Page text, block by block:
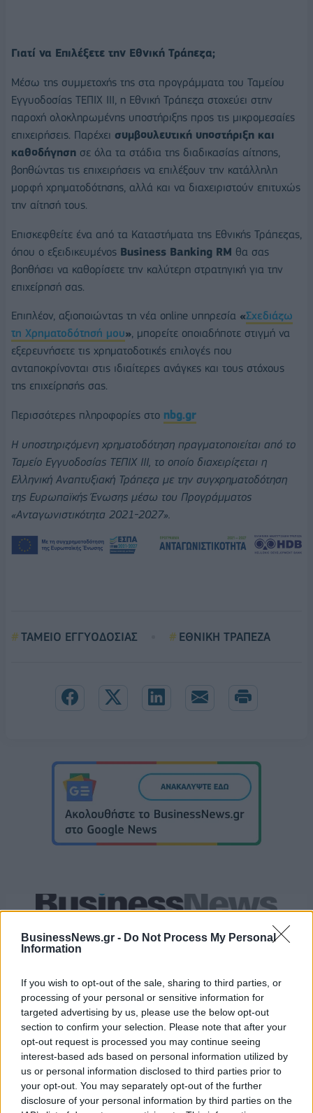
BusinessNews.gr - Do Not Process My Personal
Information
If you wish to opt-out of the sale, sharing to third parties, or
processing of your personal or sensitive information for
targeted advertising by us, please use the below opt-out
section to confirm your selection. Please note that after your
opt-out request is processed you may continue seeing
interest-based ads based on personal information utilized by
us or personal information disclosed to third parties prior to
your opt-out. You may separately opt-out of the further
disclosure of your personal information by third parties on the
Γιατί να Επιλέξετε την Εθνική Τράπεζα;
Μέσω της συμμετοχής της στα προγράμματα του Ταμείου
Εγγυοδοσίας ΤΕΠΙΧ ΙΙΙ, η Εθνική Τράπεζα στοχεύει στην
παροχή ολοκληρωμένης υποστήριξης προς τις μικρομεσαίες
επιχειρήσεις. Παρέχει συμβουλευτική υποστήριξη και
καθοδήγηση σε όλα τα στάδια της διαδικασίας αίτησης,
βοηθώντας τις επιχειρήσεις να επιλέξουν την κατάλληλη
μορφή χρηματοδότησης, αλλά και να διαχειριστούν επιτυχώς
την αίτησή τους.
Επισκεφθείτε ένα από τα Καταστήματα της Εθνικής Τράπεζας,
όπου ο εξειδικευμένος Business Banking RM θα σας
βοηθήσει να καθορίσετε την καλύτερη στρατηγική για την
επιχείρησή σας.
Επιπλέον, αξιοποιώντας τη νέα online υπηρεσία «Σχεδιάζω
τη Χρηματοδότησή μου», μπορείτε οποιαδήποτε στιγμή να
εξερευνήσετε τις χρηματοδοτικές επιλογές που
ανταποκρίνονται στις ιδιαίτερες ανάγκες και τους στόχους
της επιχείρησής σας.
Περισσότερες πληροφορίες στο nbg.gr
Η υποστηριζόμενη χρηματοδότηση πραγματοποιείται από το
Ταμείο Εγγυοδοσίας ΤΕΠΙΧ ΙΙΙ, το οποίο διαχειρίζεται η
Ελληνική Αναπτυξιακή Τράπεζα με την συγχρηματοδότηση
της Ευρωπαϊκής Ένωσης μέσω του Προγράμματος
«Ανταγωνιστικότητα 2021-2027».
ΤΑΜΕΙΟ ΕΓΓΥΟΔΟΣΙΑΣ ΕΘΝΙΚΗ ΤΡΑΠΕΖΑ
Ιρλανδία
Ευρωπαϊκό Παίδων: Λύγισε
στην παράταση η Ελλάδα, 96-
86 από την Ισπανία (pics)
Fourlis: Συμφωνία για την
πώληση συμμετοχής στο Sofia
South Ring Mall έναντι 49,35
εκατ. ευρώ
Β.Σ. Καρούλιας: Τζίρος 98,7 εκατ. ευρώ και αύξηση κερδών 57% - Τα
νέα στοιχήματα σε low & non alcohol